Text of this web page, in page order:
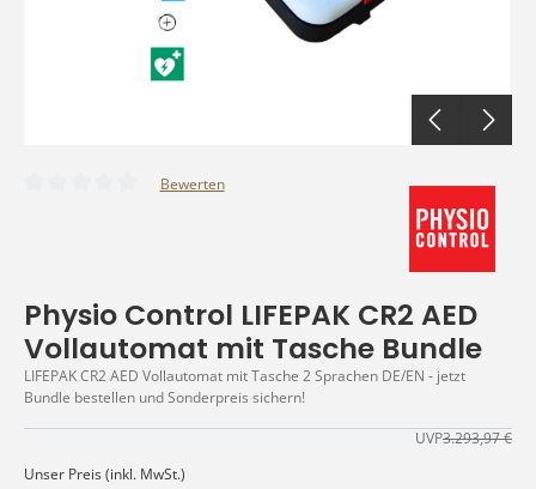
Bewerten
Physio Control LIFEPAK CR2 AED
Vollautomat mit Tasche Bundle
LIFEPAK CR2 AED Vollautomat mit Tasche 2 Sprachen DE/EN - jetzt
Bundle bestellen und Sonderpreis sichern!
UVP3.293,97 €
Unser Preis (inkl. MwSt.)